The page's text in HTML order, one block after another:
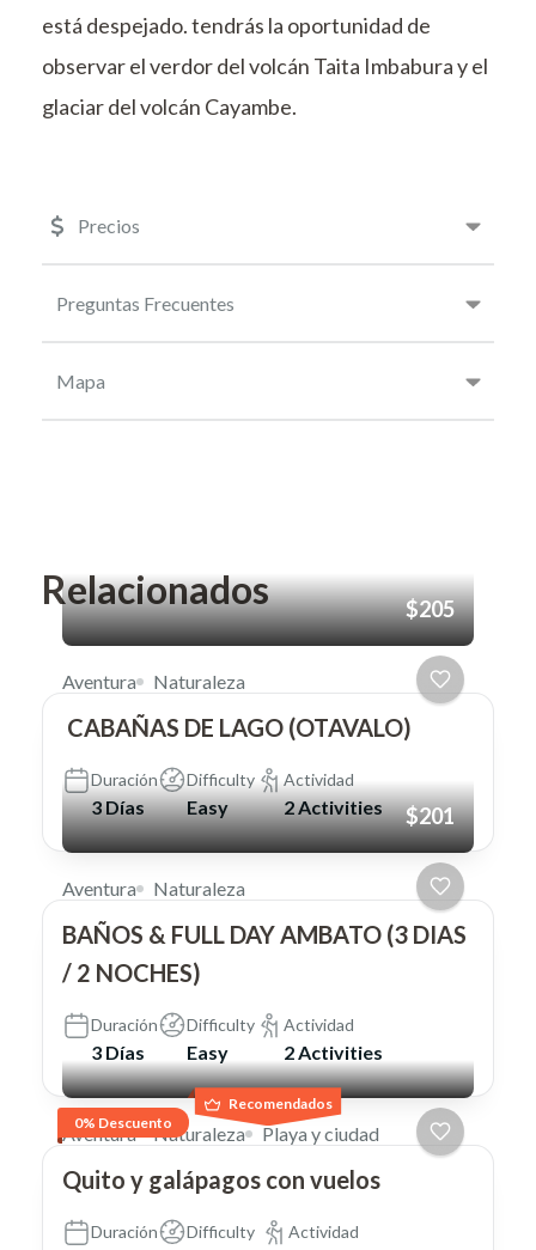
Precios
Preguntas Frecuentes
Mapa
está despejado. tendrás la oportunidad de
observar el verdor del volcán Taita Imbabura y el
glaciar del volcán Cayambe.
Relacionados $205
Aventura Naturaleza
CABAÑAS DE LAGO (OTAVALO)
Duración
3 Días
Difficulty
Easy
Actividad
2 Activities $201
Aventura Naturaleza
BAÑOS & FULL DAY AMBATO (3 DIAS
/ 2 NOCHES)
Duración
3 Días
Difficulty
Easy
Actividad
2 Activities
Recomendados
0% Descuento
Aventura Naturaleza Playa y ciudad
Quito y galápagos con vuelos
Duración Difficulty Actividad